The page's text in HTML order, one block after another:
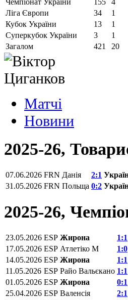
Чемпіонат України 155 4
Ліга Європи
34 1
Кубок України
13 1
Суперкубок України
3 1
Загалом
421 20
Матчi
Новини
2025-26,
07.06.2026 FRN Данія 2:1
31.05.2026 FRN Польща 0:2
2025-26,
23.05.2026 ESP Жирона 1:1
17.05.2026 ESP Атлетіко М 1:0
14.05.2026 ESP Жирона 1:1
11.05.2026 ESP Райо Вальєкано 1:1
01.05.2026 ESP Жирона 0:1
25.04.2026 ESP Валенсія 2:1